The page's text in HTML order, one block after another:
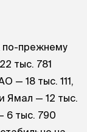
по-прежнему
тыс. 781
— 18 тыс. 111,
Ямал — 12 тыс.
6 тыс. 790